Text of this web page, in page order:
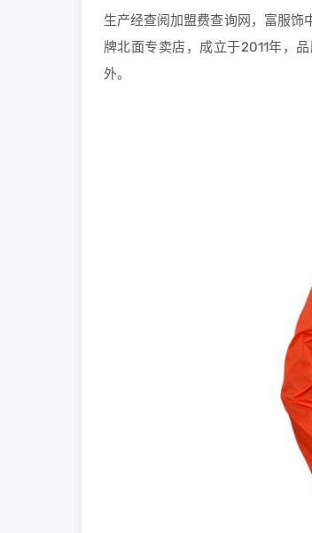
生产经查阅加盟费查询网，富服饰
牌北面专卖店，成立于2011年，
外。